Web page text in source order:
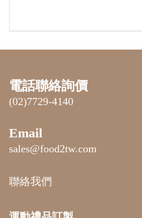
電話聯絡詢價
(02)7729-4140
Email
sales@food2tw.com
聯絡我們